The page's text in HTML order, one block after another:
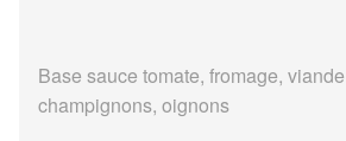
Base sauce tomate, fromage,
champignons, oignons